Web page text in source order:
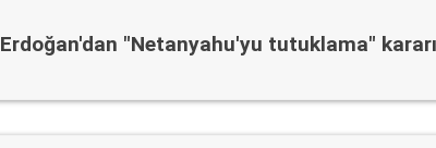
Erdoğan'dan "Netanyahu'yu tutuklama"